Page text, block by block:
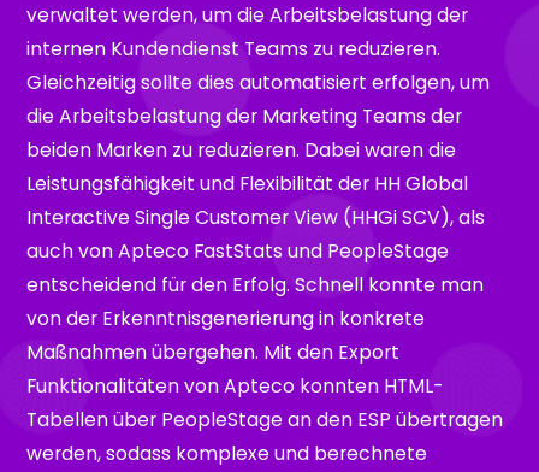
verwaltet werden, um die Arbeitsbelastung der
internen Kundendienst Teams zu reduzieren.
Gleichzeitig sollte dies automatisiert erfolgen, um
die Arbeitsbelastung der Marketing Teams der
beiden Marken zu reduzieren. Dabei waren die
Leistungsfähigkeit und Flexibilität der HH Global
Interactive Single Customer View (HHGi SCV), als
auch von Apteco FastStats und PeopleStage
entscheidend für den Erfolg. Schnell konnte man
von der Erkenntnisgenerierung in konkrete
Maßnahmen übergehen. Mit den Export
Funktionalitäten von Apteco konnten HTML-
Tabellen über PeopleStage an den ESP übertragen
werden, sodass komplexe und berechnete